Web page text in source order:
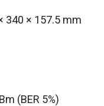
340 × 157.5 mm
(BER 5%)